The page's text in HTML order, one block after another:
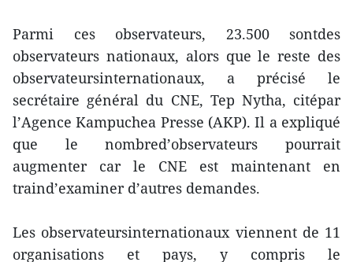
Parmi ces observateurs, 23.500 sontdes
observateurs nationaux, alors que le reste des
observateursinternationaux, a précisé le
secrétaire général du CNE, Tep Nytha, citépar
l’Agence Kampuchea Presse (AKP). Il a expliqué
que le nombred’observateurs pourrait
augmenter car le CNE est maintenant en
traind’examiner d’autres demandes.
Les observateursinternationaux viennent de 11
organisations et pays, y compris le